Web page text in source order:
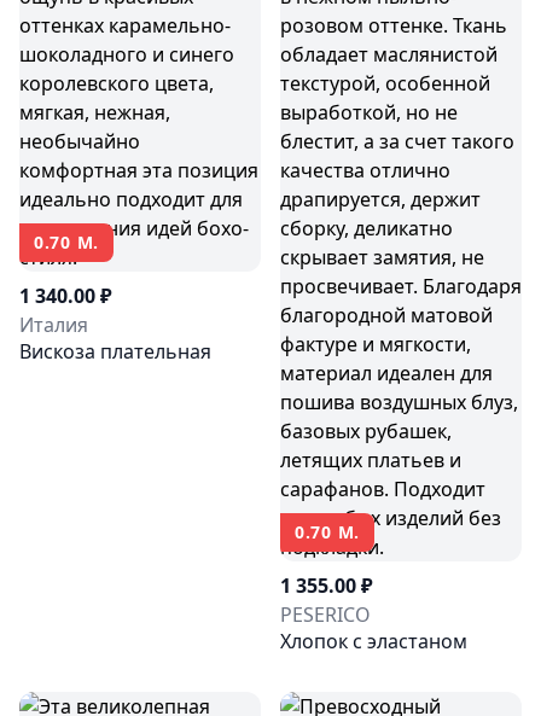
0.70 М.
1 340.00 ₽
Италия
Вискоза плательная
0.70 М.
1 355.00 ₽
PESERICO
Хлопок с эластаном